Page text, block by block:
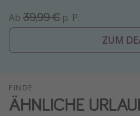
Japan Rundreise
Wellnessurlaub
Disneyland Paris
Ab 39,99 € p. P.
ZUM
FINDE
ÄHNLICHE